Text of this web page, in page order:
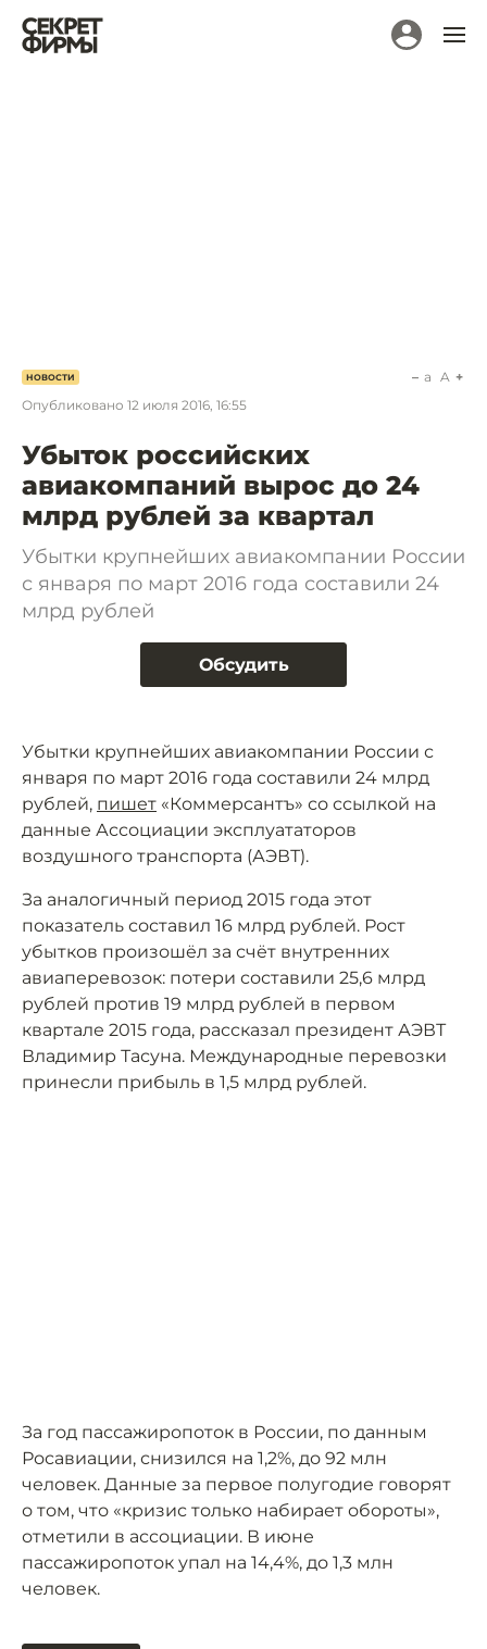
НОВОСТИ
Опубликовано 12 июля 2016, 16:55
a A
Убыток российских
авиакомпаний вырос до 24
млрд рублей за квартал
Убытки крупнейших авиакомпании России
с января по март 2016 года составили 24
млрд рублей
Обсудить
Убытки крупнейших авиакомпании России с
января по март 2016 года составили 24 млрд
рублей, пишет «Коммерсантъ» со ссылкой на
данные Ассоциации эксплуататоров
воздушного транспорта (АЭВТ).
За аналогичный период 2015 года этот
показатель составил 16 млрд рублей. Рост
убытков произошёл за счёт внутренних
авиаперевозок: потери составили 25,6 млрд
рублей против 19 млрд рублей в первом
квартале 2015 года, рассказал президент АЭВТ
Владимир Тасуна. Международные перевозки
принесли прибыль в 1,5 млрд рублей.
За год пассажиропоток в России, по данным
Росавиации, снизился на 1,2%, до 92 млн
человек. Данные за первое полугодие говорят
о том, что «кризис только набирает обороты»,
отметили в ассоциации. В июне
пассажиропоток упал на 14,4%, до 1,3 млн
человек.